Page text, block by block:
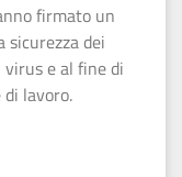
firmato un
dei
e al fine di
lavoro.